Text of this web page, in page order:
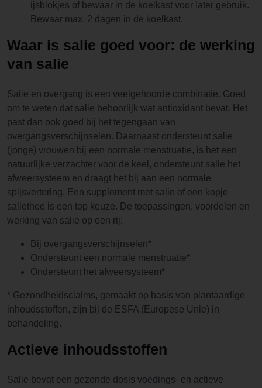
ijsblokjes of bewaar in de koelkast voor later gebruik.
Bewaar max. 2 dagen in de koelkast.
Waar is salie goed voor: de werking
van salie
Salie en overgang is een veelgehoorde combinatie. Goed
om te weten dat salie behoorlijk wat antioxidant bevat. Het
past dan ook goed bij het tegengaan van
overgangsverschijnselen. Daarnaast ondersteunt salie
(jonge) vrouwen bij een normale menstruatie, is het een
natuurlijke verzachter voor de keel, ondersteunt salie het
afweersysteem en draagt het bij aan een normale
spijsvertering. Een supplement met salie of een kopje
saliethee is een top keuze. De toepassingen, voordelen en
werking van salie op een rij:
Bij overgangsverschijnselen*
Ondersteunt een normale menstruatie*
Ondersteunt het afweersysteem*
* Gezondheidsclaims, gemaakt op basis van plantaardige
inhoudsstoffen, zijn bij de ESFA (Europese Unie) in
behandeling.
Actieve inhoudsstoffen
Salie bevat een gezonde dosis voedings- en actieve